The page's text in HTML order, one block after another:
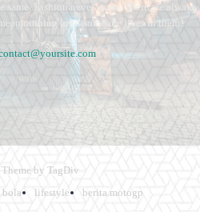
same. Fashion never stops. There are always
nothing until someone lives in them.
by TagDiv
bola lifestyle
berita motogp